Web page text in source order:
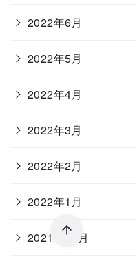
2022年6月
2022年5月
2022年4月
2022年3月
2022年2月
2022年1月
2021年12月